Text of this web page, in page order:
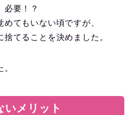
必要！？
てもいない頃ですが、
てることを決めました。
いメリット